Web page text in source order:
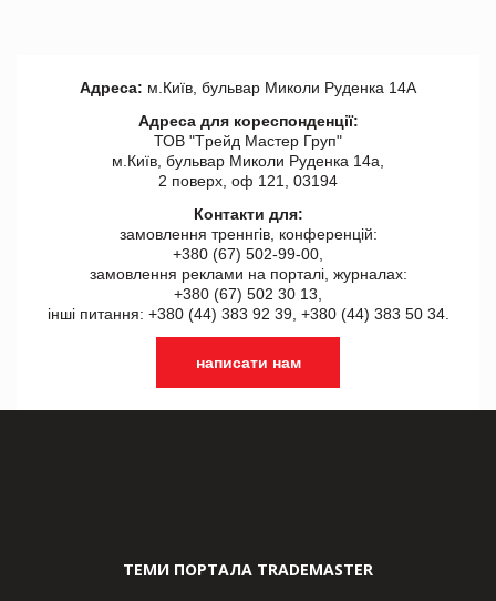
Адреса: м.Київ, бульвар Миколи Руденка 14А
Адреса для кореспонденції:
ТОВ "Tрейд Мастер Груп"
м.Київ, бульвар Миколи Руденка 14а,
2 поверх, оф 121, 03194
Контакти для:
замовлення треннгів, конференцій:
+380 (67) 502-99-00,
замовлення реклами на порталі, журналах:
+380 (67) 502 30 13,
інші питання: +380 (44) 383 92 39, +380 (44) 383 50 34.
написати нам
ТЕМИ ПОРТАЛА TRADEMASTER